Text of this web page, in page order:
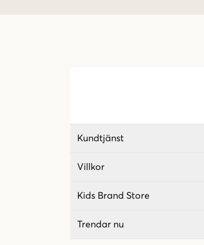
Kundtjänst
Villkor
Kids Brand Store
Trendar nu